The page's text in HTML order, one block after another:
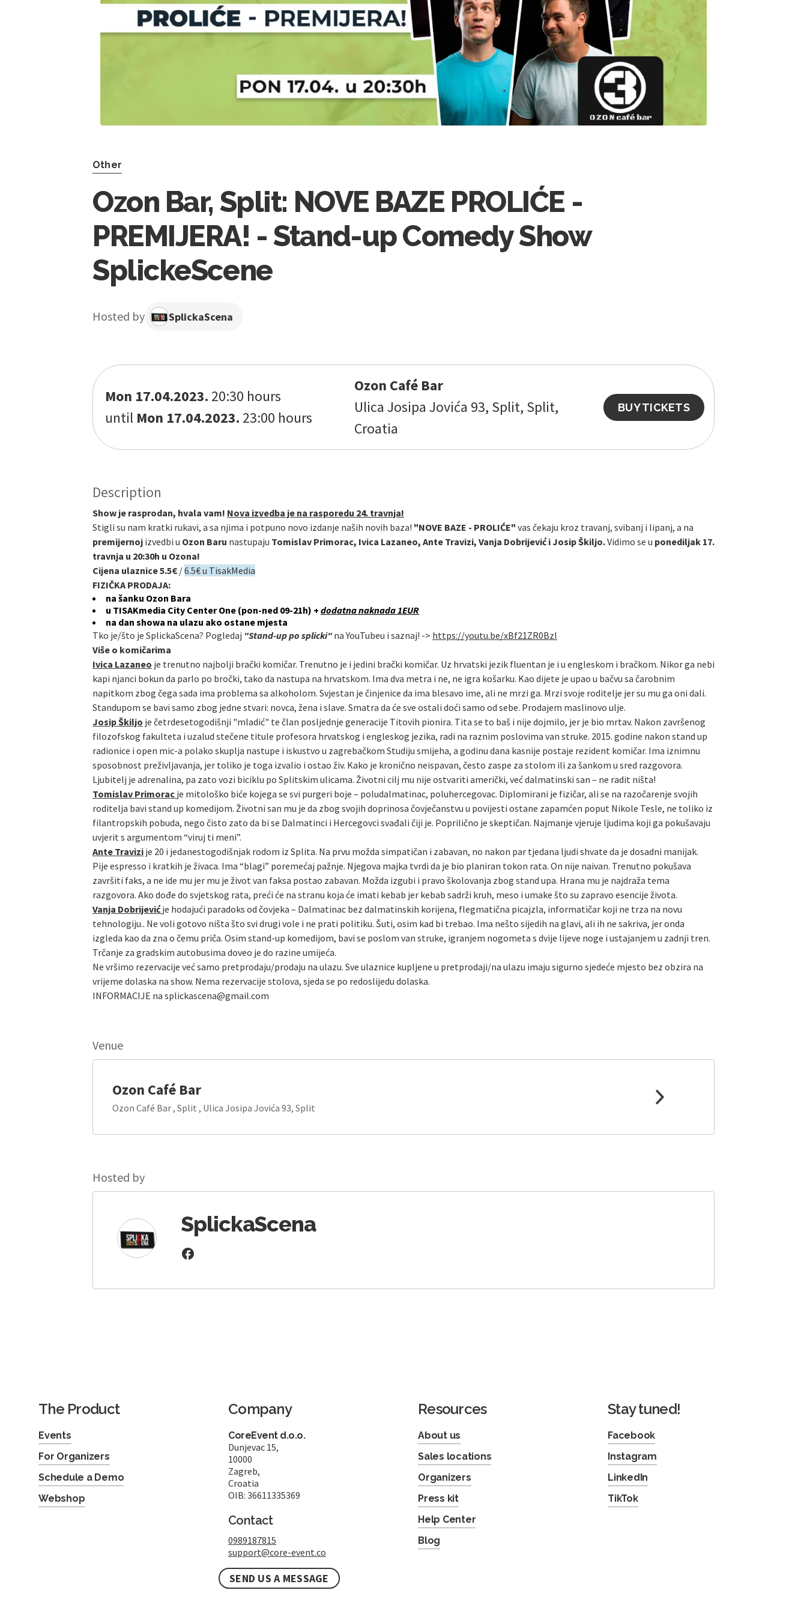
Other
Ozon Bar, Split: NOVE BAZE PROLIĆE -
PREMIJERA! - Stand-up Comedy Show
SplickeScene
Hosted by SplickaScena
Mon 17.04.2023. 20:30 hours
until Mon 17.04.2023. 23:00 hours
Ozon Café Bar
Ulica Josipa Jovića 93, Split, Split,
Croatia
BUY TICKETS
Description
Show je rasprodan, hvala vam! Nova izvedba je na rasporedu 24. travnja!
Stigli su nam kratki rukavi, a sa njima i potpuno novo izdanje naših novih baza! "NOVE BAZE - PROLIĆE" vas čekaju kroz travanj, svibanj i lipanj, a na
premijernoj izvedbi u Ozon Baru nastupaju Tomislav Primorac, Ivica Lazaneo, Ante Travizi, Vanja Dobrijević i Josip Škiljo.Vidimo se u ponediljak 17.
travnja u 20:30h u Ozona!
Cijena ulaznice 5.5€ /6.5€ u TisakMedia
FIZIČKA PRODAJA:
na šanku Ozon Bara
u TISAKmedia City Center One (pon-ned 09-21h) + dodatna naknada 1EUR
na dan showa na ulazu ako ostane mjesta
Tko je/što je SplickaScena? Pogledaj "Stand-up po splicki" na YouTubeu i saznaj! -> https://youtu.be/xBf21ZR0BzI
Više o komičarima
Ivica Lazaneo je trenutno najbolji brački komičar. Trenutno je i jedini brački komičar. Uz hrvatski jezik fluentan je i u engleskom i bračkom. Nikor ga nebi
kapi njanci bokun da parlo po bročki, tako da nastupa na hrvatskom. Ima dva metra i ne, ne igra košarku. Kao dijete je upao u bačvu sa čarobnim
napitkom zbog čega sada ima problema sa alkoholom. Svjestan je činjenice da ima blesavo ime, ali ne mrzi ga. Mrzi svoje roditelje jer su mu ga oni dali.
Standupom se bavi samo zbog jedne stvari: novca, žena i slave. Smatra da će sve ostali doći samo od sebe. Prodajem maslinovo ulje.
Josip Škiljo je četrdesetogodišnji "mladić" te član posljednje generacije Titovih pionira. Tita se to baš i nije dojmilo, jer je bio mrtav. Nakon završenog
filozofskog fakulteta i uzalud stečene titule profesora hrvatskog i engleskog jezika, radi na raznim poslovima van struke. 2015. godine nakon stand up
radionice i open mic-a polako skuplja nastupe i iskustvo u zagrebačkom Studiju smijeha, a godinu dana kasnije postaje rezident komičar. Ima iznimnu
sposobnost preživljavanja, jer toliko je toga izvalio i ostao živ. Kako je kronično neispavan, često zaspe za stolom ili za šankom u sred razgovora.
Ljubitelj je adrenalina, pa zato vozi biciklu po Splitskim ulicama. Životni cilj mu nije ostvariti američki, već dalmatinski san – ne radit ništa!
Tomislav Primorac je mitološko biće kojega se svi purgeri boje – poludalmatinac, poluhercegovac. Diplomirani je fizičar, ali se na razočarenje svojih
roditelja bavi stand up komedijom. Životni san mu je da zbog svojih doprinosa čovječanstvu u povijesti ostane zapamćen poput Nikole Tesle, ne toliko iz
filantropskih pobuda, nego čisto zato da bi se Dalmatinci i Hercegovci svađali čiji je. Poprilično je skeptičan. Najmanje vjeruje ljudima koji ga pokušavaju
uvjerit s argumentom “viruj ti meni”.
Ante Travizi je 20 i jedanestogodišnjak rodom iz Splita. Na prvu možda simpatičan i zabavan, no nakon par tjedana ljudi shvate da je dosadni manijak.
Pije espresso i kratkih je živaca. Ima “blagi” poremećaj pažnje. Njegova majka tvrdi da je bio planiran tokon rata. On nije naivan. Trenutno pokušava
završiti faks, a ne ide mu jer mu je život van faksa postao zabavan. Možda izgubi i pravo školovanja zbog stand upa. Hrana mu je najdraža tema
razgovora. Ako dođe do svjetskog rata, preći će na stranu koja će imati kebab jer kebab sadrži kruh, meso i umake što su zapravo esencije života.
Vanja Dobrijevićje hodajući paradoks od čovjeka – Dalmatinac bez dalmatinskih korijena, flegmatična picajzla, informatičar koji ne trza na novu
tehnologiju.. Ne voli gotovo ništa što svi drugi vole i ne prati politiku. Šuti, osim kad bi trebao. Ima nešto sijedih na glavi, ali ih ne sakriva, jer onda
izgleda kao da zna o čemu priča. Osim stand-up komedijom, bavi se poslom van struke, igranjem nogometa s dvije lijeve noge i ustajanjem u zadnji tren.
Trčanje za gradskim autobusima doveo je do razine umijeća.
Ne vršimo rezervacije već samo pretprodaju/prodaju na ulazu. Sve ulaznice kupljene u pretprodaji/na ulazu imaju sigurno sjedeće mjesto bez obzira na
vrijeme dolaska na show. Nema rezervacije stolova, sjeda se po redoslijedu dolaska.
INFORMACIJE na splickascena@gmail.com
Venue
Ozon Café Bar
Ozon Café Bar , Split , Ulica Josipa Jovića 93, Split
Hosted by
SplickaScena
The Product
Events
For Organizers
Schedule a Demo
Webshop
Company
CoreEvent d.o.o.
Dunjevac 15,
10000
Zagreb,
Croatia
OIB: 36611335369
Contact
0989187815
support@core-event.co
SEND US A MESSAGE
Resources
About us
Sales locations
Organizers
Press kit
Help Center
Blog
Stay tuned!
Facebook
Instagram
LinkedIn
TikTok